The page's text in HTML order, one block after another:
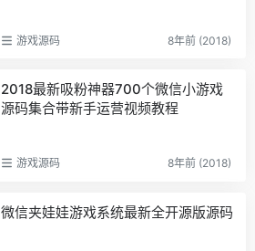
游戏源码 8年前 (2018)
2018最新吸粉神器700个微信小游戏
源码集合带新手运营视频教程
游戏源码 8年前 (2018)
微信夹娃娃游戏系统最新全开源版源码